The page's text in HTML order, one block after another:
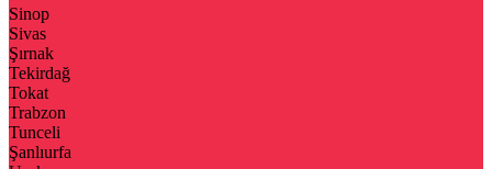
Sinop
Sivas
Şırnak
Tekirdağ
Tokat
Trabzon
Tunceli
Şanlıurfa